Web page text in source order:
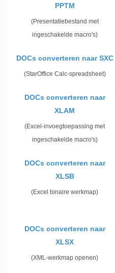
PPTM
(Presentatiebestand met
ingeschakelde macro's)
DOCs converteren naar SXC
(StarOffice Calc-spreadsheet)
DOCs converteren naar
XLAM
(Excel-invoegtoepassing met
ingeschakelde macro's)
DOCs converteren naar
XLSB
(Excel binaire werkmap)
DOCs converteren naar
XLSX
(XML-werkmap openen)